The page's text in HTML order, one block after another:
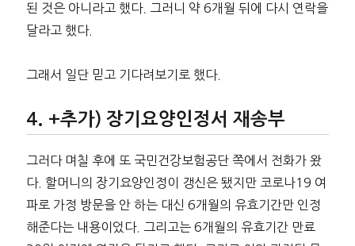
된 것은 아니라고 했다. 그러니 약 6개월 뒤에 다시 연락을
달라고 했다.
그래서 일단 믿고 기다려보기로 했다.
+추가) 장기요양인정서 재송부
그러다 며칠 후에 또 국민건강보험공단 쪽에서 전화가 왔
다. 할머니의 장기요양인정이 갱신은 됐지만 코로나19 여
파로 가정 방문을 안 하는 대신 6개월의 유효기간만 인정
해준다는 내용이었다. 그리고는 6개월의 유효기간 만료